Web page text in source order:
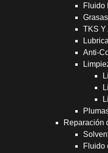
Fluido
TKS Y
Anti-
Reparación
Fluido